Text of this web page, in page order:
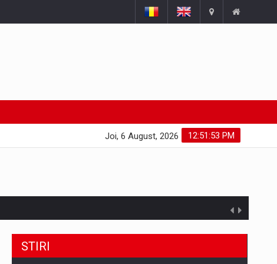
12:51:54 PM
Joi, 6 August, 2026
din piata
STIRI